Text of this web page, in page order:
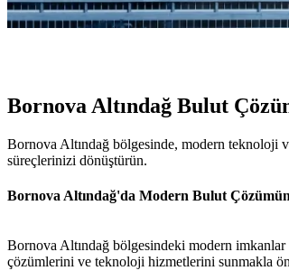
Bornova Altındağ Bulut
Bornova Altındağ bölgesinde, modern teknoloji
süreçlerinizi dönüştürün.
Bornova Altındağ'da Modern Bulut
Bornova Altındağ bölgesindeki modern
çözümlerini ve teknoloji hizmetlerini sunmakla